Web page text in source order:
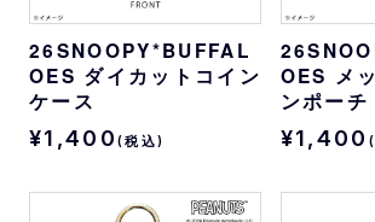
26SNOOPY*BUFFAL
OES ダイカットコイン
ケース
¥1,400 (税込)
OES メ
ンポーチ
¥1,400